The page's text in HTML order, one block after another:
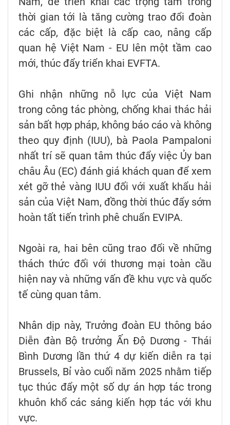
thời gian tới là tăng cường trao đổi đoàn
các cấp, đặc biệt là cấp cao, nâng cấp
quan hệ Việt Nam - EU lên một tầm cao
mới, thúc đẩy triển khai EVFTA.
Ghi nhận những nỗ lực của Việt Nam
trong công tác phòng, chống khai thác hải
sản bất hợp pháp, không báo cáo và không
theo quy định (IUU), bà Paola Pampaloni
nhất trí sẽ quan tâm thúc đẩy việc Ủy ban
châu Âu (EC) đánh giá khách quan để xem
xét gỡ thẻ vàng IUU đối với xuất khẩu hải
sản của Việt Nam, đồng thời thúc đẩy sớm
hoàn tất tiến trình phê chuẩn EVIPA.
Ngoài ra, hai bên cũng trao đổi về những
thách thức đối với thương mại toàn cầu
hiện nay và những vấn đề khu vực và quốc
tế cùng quan tâm.
Nhân dịp này, Trưởng đoàn EU thông báo
Diễn đàn Bộ trưởng Ấn Độ Dương - Thái
Bình Dương lần thứ 4 dự kiến diễn ra tại
Brussels, Bỉ vào cuối năm 2025 nhằm tiếp
tục thúc đẩy một số dự án hợp tác trong
khuôn khổ các sáng kiến hợp tác với khu
vực.